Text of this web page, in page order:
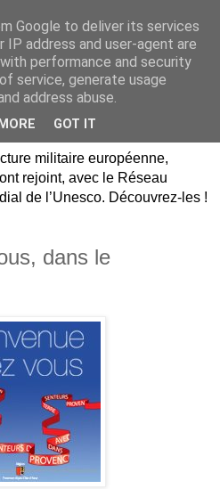
Dauphin,
Hautes-
militaire européenne,
rejoint, avec le Réseau
de l’Unesco. Découvrez-les !
dans le
Google to deliver its services
IP address and user-agent are
performance and security
service, generate usage
address abuse.
GOT IT